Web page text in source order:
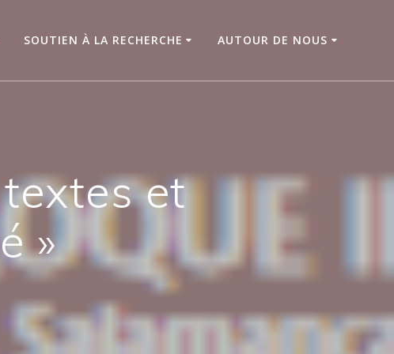
SOUTIEN À LA RECHERCHE AUTOUR DE NOUS
et
»